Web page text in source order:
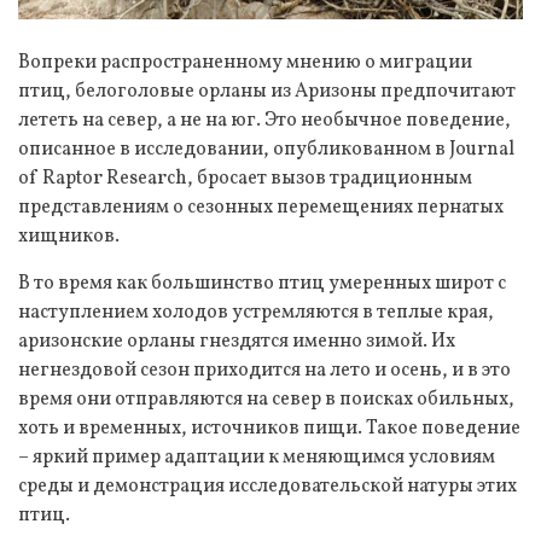
Вопреки распространенному мнению о миграции
птиц, белоголовые орланы из Аризоны предпочитают
лететь на север, а не на юг. Это необычное поведение,
описанное в исследовании, опубликованном в Journal
of Raptor Research, бросает вызов традиционным
представлениям о сезонных перемещениях пернатых
хищников.
В то время как большинство птиц умеренных широт с
наступлением холодов устремляются в теплые края,
аризонские орланы гнездятся именно зимой. Их
негнездовой сезон приходится на лето и осень, и в это
время они отправляются на север в поисках обильных,
хоть и временных, источников пищи. Такое поведение
– яркий пример адаптации к меняющимся условиям
среды и демонстрация исследовательской натуры этих
птиц.